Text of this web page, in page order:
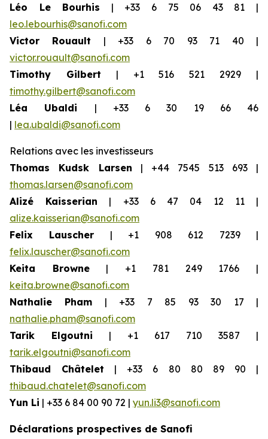
Léo Le Bourhis | +33 6 75 06 43 81 |
leo.lebourhis@sanofi.com
Victor Rouault | +33 6 70 93 71 40 |
victor.rouault@sanofi.com
Timothy Gilbert | +1 516 521 2929 |
timothy.gilbert@sanofi.com
Léa Ubaldi | +33 6 30 19 66 46
| lea.ubaldi@sanofi.com
Relations avec les investisseurs
Thomas Kudsk Larsen | +44 7545 513 693 |
thomas.larsen@sanofi.com
Alizé Kaisserian | +33 6 47 04 12 11 |
alize.kaisserian@sanofi.com
Felix Lauscher | +1 908 612 7239 |
felix.lauscher@sanofi.com
Keita Browne| +1 781 249 1766 |
keita.browne@sanofi.com
Nathalie Pham | +33 7 85 93 30 17 |
nathalie.pham@sanofi.com
Tarik Elgoutni | +1 617 710 3587 |
tarik.elgoutni@sanofi.com
Thibaud Châtelet | +33 6 80 80 89 90 |
thibaud.chatelet@sanofi.com
Yun Li | +33 6 84 00 90 72 | yun.li3@sanofi.com
Déclarations prospectives de Sanofi